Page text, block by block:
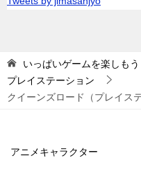
いっぱいゲームを楽しもう
プレイステーション
クイーンズロード（プレイス
アニメキャラクター